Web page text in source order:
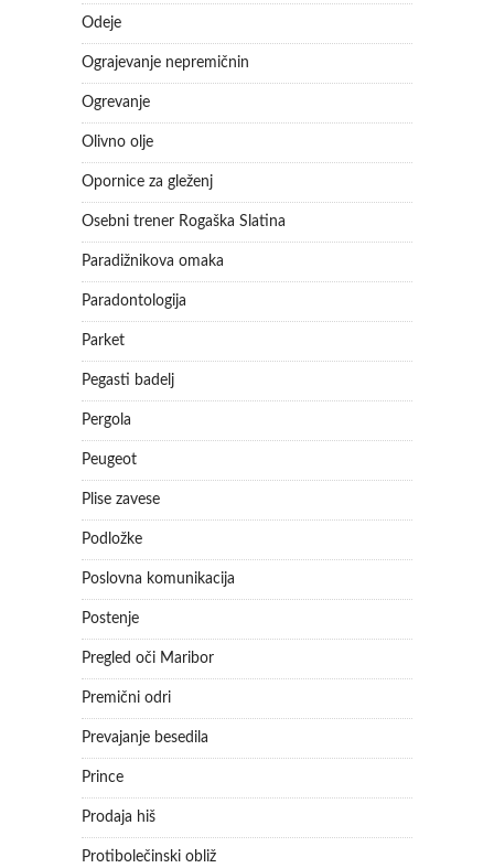
Odeje
Ograjevanje nepremičnin
Ogrevanje
Olivno olje
Opornice za gleženj
Osebni trener Rogaška Slatina
Paradižnikova omaka
Paradontologija
Parket
Pegasti badelj
Pergola
Peugeot
Plise zavese
Podložke
Poslovna komunikacija
Postenje
Pregled oči Maribor
Premični odri
Prevajanje besedila
Prince
Prodaja hiš
Protibolečinski obliž